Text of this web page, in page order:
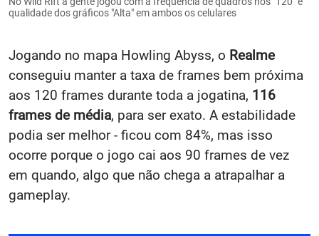
qualidade dos gráficos "Alta" em ambos os celulares
Jogando no mapa Howling Abyss, o Realme
conseguiu manter a taxa de frames bem próxima
aos 120 frames durante toda a jogatina, 116
frames de média, para ser exato. A estabilidade
podia ser melhor - ficou com 84%, mas isso
ocorre porque o jogo cai aos 90 frames de vez
em quando, algo que não chega a atrapalhar a
gameplay.